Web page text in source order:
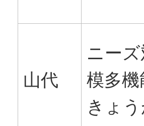
山代
ニー
模多
きょ